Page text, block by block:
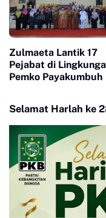
Zulmaeta Lantik 17
Pejabat di
Pemko Payakumbuh
Selamat Harlah ke